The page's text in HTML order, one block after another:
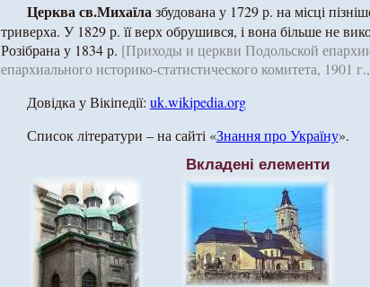
Церква св.Михаїла збудована у 1729 р. на місці
триверха. У 1829 р. її верх обрушився, і вона більше не
Розібрана у 1834 р. [Приходы и церкви Подольской
епархиального историко-статистического комитета, 1901
Довідка у Вікіпедії: uk.wikipedia.org
Список літератури – на сайті «Знання про Україну».
Вкладені елементи